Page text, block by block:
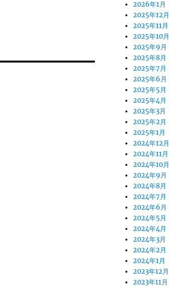
2026年1月
2025年12月
2025年11月
2025年10月
2025年9月
2025年8月
2025年7月
2025年6月
2025年5月
2025年4月
2025年3月
2025年2月
2025年1月
2024年12月
2024年11月
2024年10月
2024年9月
2024年8月
2024年7月
2024年6月
2024年5月
2024年4月
2024年3月
2024年2月
2024年1月
2023年12月
2023年11月